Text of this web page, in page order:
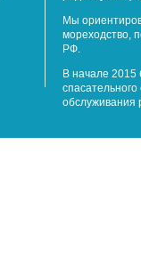
Мы
мореходство,
РФ.
В начале 2015
обслуживания